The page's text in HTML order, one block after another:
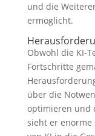
und die
ermöglicht.
Obwohl die KI-
Fortschritte
über die
optimieren und
sieht er enorme